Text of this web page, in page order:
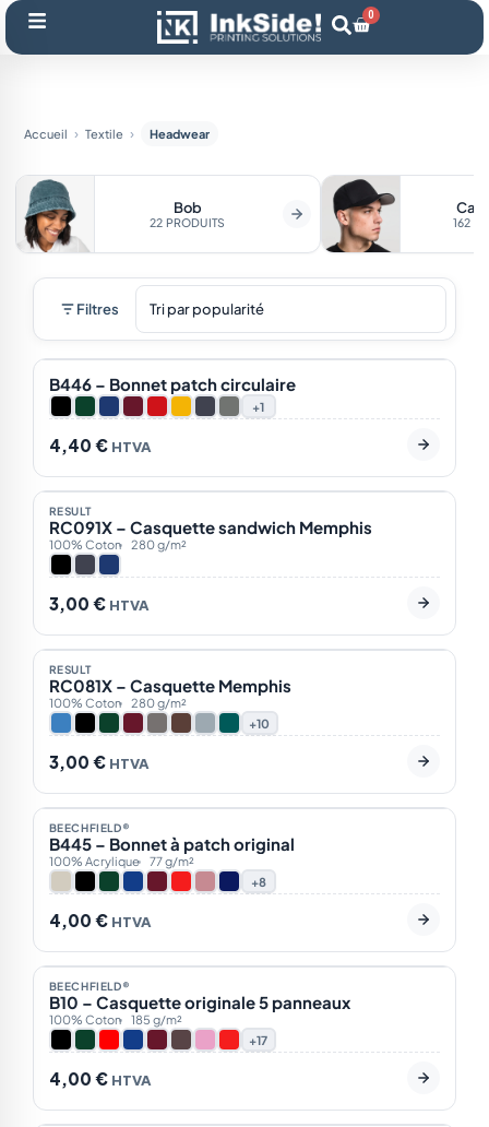
Aller
au
contenu
0
Panier
Accueil Textile Headwear
Bob
22 PRODUITS 162
Filtres
BEST-SELLER
NOTRE CHOIX
9
En stock
B446 – Bonnet patch circulaire
+1
4,40 € HTVA
NOTRE CHOIX
RESULT
RC091X – Casquette sandwich Memphis
100% Coton 280 g/m²
3,00 € HTVA
NOTRE CHOIX
ÉCO
RESULT
RC081X – Casquette Memphis
100% Coton
280 g/m²
+10
3,00 € HTVA
BEST-SELLER
NOTRE CHOIX
BEECHFIELD®
B445 – Bonnet à patch original
100% Acrylique
77 g/m²
+8
4,00 € HTVA
BEST-SELLER
NOTRE CHOIX
BEECHFIELD®
B10 – Casquette originale 5 panneaux
100% Coton
185 g/m²
+17
4,00 € HTVA